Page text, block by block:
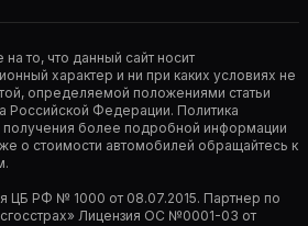
то, что данный сайт носит
характер и ни при каких условиях не
определяемой положениями статьи
Российской Федерации. Политика
получения более подробной информации
о стоимости автомобилей обращайтесь к
ЦБ РФ № 1000 от 08.07.2015. Партнер по
Лицензия ОС №0001-03 от